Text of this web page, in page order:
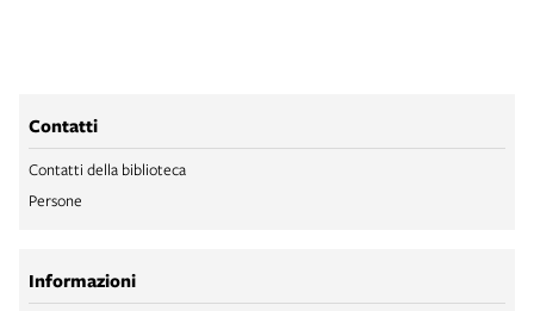
Contatti
Contatti della biblioteca
Persone
Informazioni